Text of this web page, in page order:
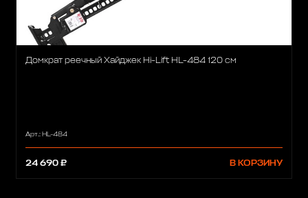
Домкрат реечный Хайджек Hi-Lift HL-484 120 см
Арт.: HL-484
24 690 ₽ В КОРЗИНУ